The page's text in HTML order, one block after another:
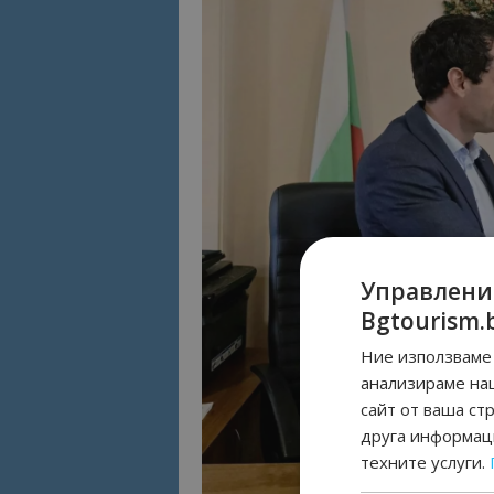
Ние
анализираме
сайт от ваша
друга
техните услуги.